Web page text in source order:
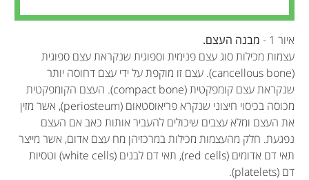
איור 1 -
מבנה העצם.
עצמות מכילות סוג עצם פנימית וספוגית שנקראת עצם ספוגית
(cancellous bone). עצם זו מוקפת על ידי עצם דחוסה יותר
שנקראת עצם קומפקטית (compact bone). העצם הקומפקטית
מכוסה בכיסוי חיצוני שנקרא פריאוסטאום (periosteum), אשר מזין
את העצם ומלא עצבים שיכולים להעביר אותות כאב אם העצם
נפגעת. חלק מהעצמות מכילות במרכזיהן מח עצם אדום, אשר מייצר
תאי דם אדומים (red cells), תאי דם לבנים (white cells) וטסיות
דם (platelets).